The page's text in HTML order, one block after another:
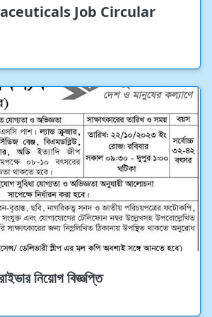
Job Circular
নিয়োগ বিজ্ঞপ্তি